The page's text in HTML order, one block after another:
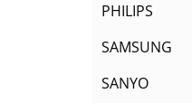
PHILIPS
SAMSUNG
SANYO